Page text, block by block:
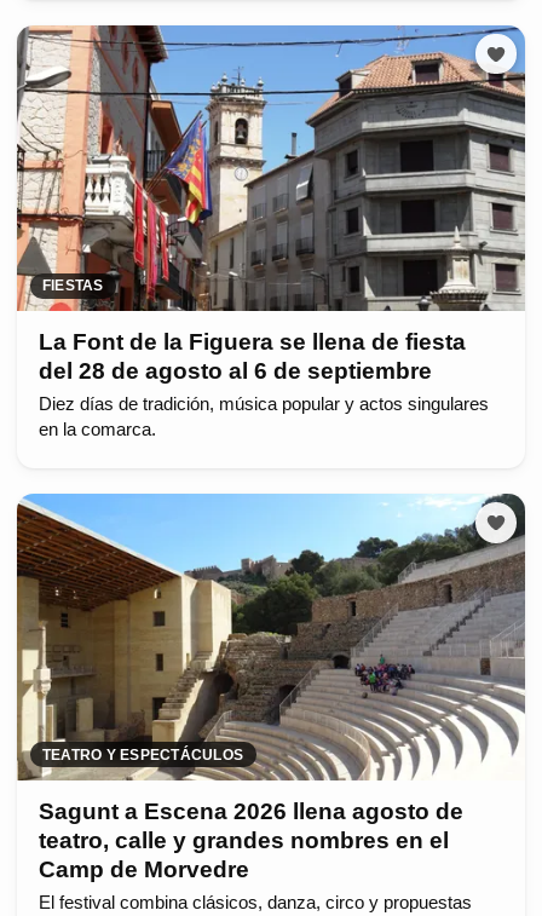
FIESTAS
La Font de la Figuera se llena de fiesta
del 28 de agosto al 6 de septiembre
Diez días de tradición, música popular y actos singulares
en la comarca.
TEATRO Y ESPECTÁCULOS
Sagunt a Escena 2026 llena agosto de
teatro, calle y grandes nombres en el
Camp de Morvedre
El festival combina clásicos, danza, circo y propuestas